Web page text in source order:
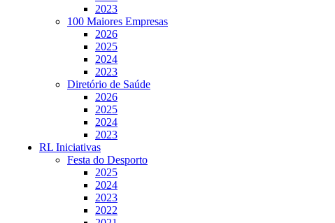
2023
100 Maiores Empresas
2026
2025
2024
2023
Diretório de Saúde
2026
2025
2024
2023
RL Iniciativas
Festa do Desporto
2025
2024
2023
2022